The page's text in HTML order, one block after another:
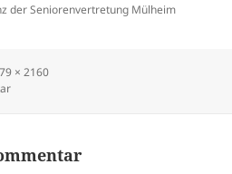
der Seniorenvertretung Mülheim
× 2160
zu Seniorenvertretung Muelheim von links